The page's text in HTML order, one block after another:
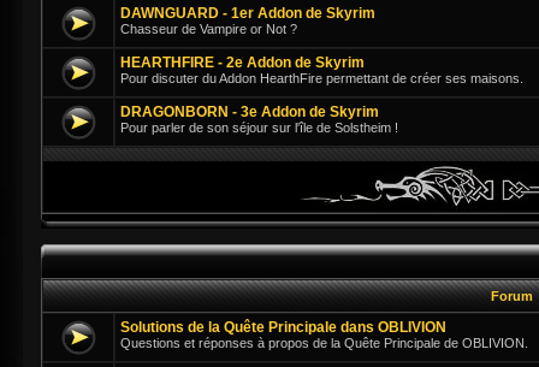
DAWNGUARD - 1er Addon de Skyrim
Chasseur de Vampire or Not ?
HEARTHFIRE - 2e Addon de Skyrim
Pour discuter du Addon HearthFire permettant de créer ses maisons.
DRAGONBORN - 3e Addon de Skyrim
Pour parler de son séjour sur l'île de Solstheim !
Forum
Solutions de la Quête Principale dans OBLIVION
Questions et réponses à propos de la Quête Principale de OBLIVION.